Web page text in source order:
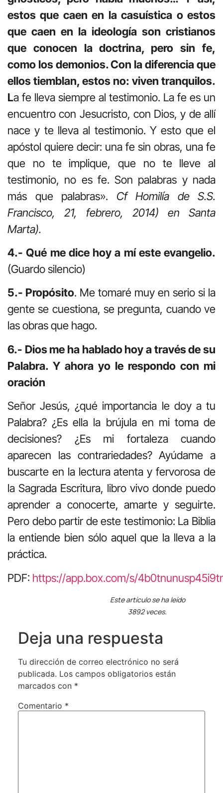
estos que caen en la casuística o estos
que caen en la ideología son cristianos
que conocen la doctrina, pero sin fe,
como los demonios. Con la diferencia que
ellos tiemblan, estos no: viven tranquilos.
La fe lleva siempre al testimonio. La fe es un
encuentro con Jesucristo, con Dios, y de allí
nace y te lleva al testimonio. Y esto que el
apóstol quiere decir: una fe sin obras, una fe
que no te implique, que no te lleve al
testimonio, no es fe. Son palabras y nada
más que palabras». Cf Homilía de S.S.
Francisco, 21, febrero, 2014) en Santa
Marta).
4.- Qué me dice hoy a mí este evangelio.
(Guardo silencio)
5.- Propósito. Me tomaré muy en serio si la
gente se cuestiona, se pregunta, cuando ve
las obras que hago.
6.- Dios me ha hablado hoy a través de su
Palabra. Y ahora yo le respondo con mi
oración
Señor Jesús, ¿qué importancia le doy a tu
Palabra? ¿Es ella la brújula en mi toma de
decisiones? ¿Es mi fortaleza cuando
aparecen las contrariedades? Ayúdame a
buscarte en la lectura atenta y fervorosa de
la Sagrada Escritura, libro vivo donde puedo
aprender a conocerte, amarte y seguirte.
Pero debo partir de este testimonio: La Biblia
la entiende bien sólo aquel que la lleva a la
práctica.
PDF: https://app.box.com/s/
Este artículo se ha leído
3892 veces.
Deja una respuesta
Tu dirección de correo electrónico no será
publicada. Los campos obligatorios están
marcados con *
Comentario *